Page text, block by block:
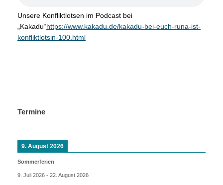
Unsere Konfliktlotsen im Podcast bei
„Kakadu“https://www.kakadu.de/kakadu-bei-euch-runa-ist-
konfliktlotsin-100.html
Termine
9. August 2026
Sommerferien
9. Juli 2026 - 22. August 2026